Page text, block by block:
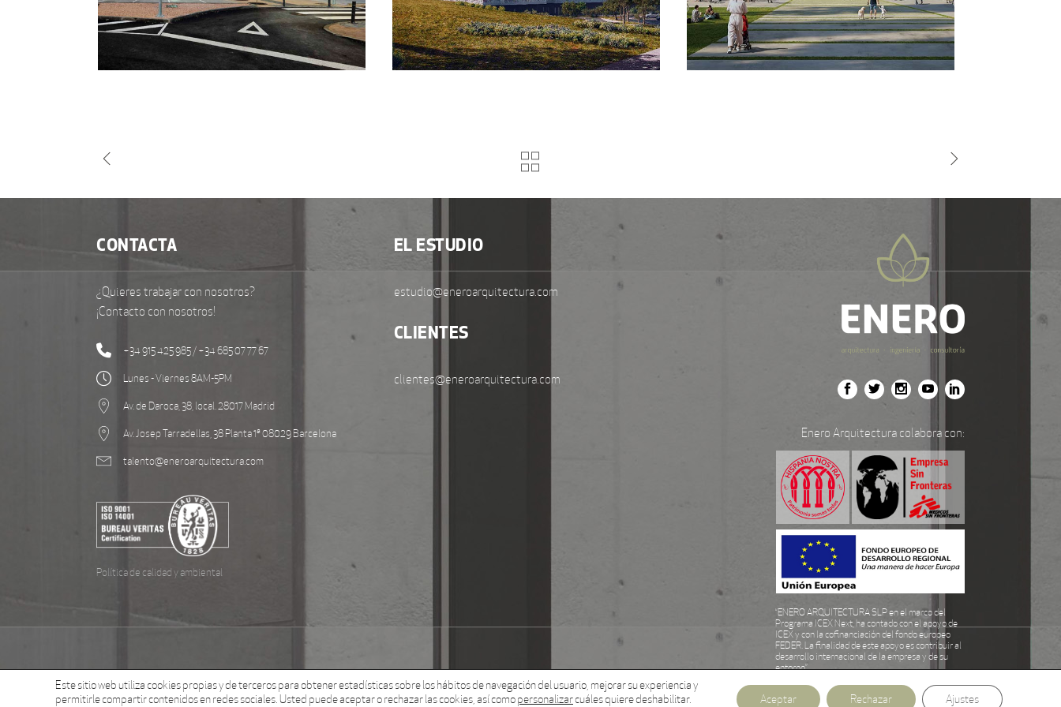
CONTACTA
¿Quieres trabajar con nosotros?
¡Contacto con nosotros!
+34 915 425 985 / +34 685 07 77 67
Lunes - Viernes 8AM-5PM
Av. de Daroca, 38, local. 28017 Madrid
Av. Josep Tarradellas, 38 Planta 1ª 08029 Barcelona
talento@eneroarquitectura.com
Política de calidad y ambiental
EL ESTUDIO
estudio@eneroarquitectura.com
CLIENTES
clientes@eneroarquitectura.com
Enero Arquitectura colabora con:
“ENERO ARQUITECTURA SLP en el marco del
Programa ICEX Next, ha contado con el apoyo de
ICEX y con la cofinanciación del fondo europeo
FEDER. La finalidad de este apoyo es contribuir al
desarrollo internacional de la empresa y de su
entorno.”
Este sitio web utiliza cookies propias y de terceros para obtener estadísticas sobre los hábitos de navegación del usuario, mejorar su experiencia y
permitirle compartir contenidos en redes sociales. Usted puede aceptar o rechazar las cookies, así comopersonalizarcuáles quiere deshabilitar.
Aceptar Rechazar Ajustes